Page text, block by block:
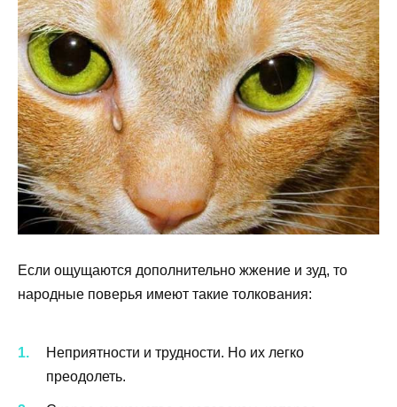
Если ощущаются дополнительно жжение и зуд, то
народные поверья имеют такие толкования:
Неприятности и трудности. Но их легко
преодолеть.